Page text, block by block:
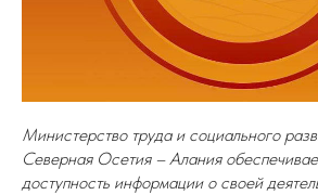
Министерство труда и социального
Северная Осетия – Алания
доступность информации о своей